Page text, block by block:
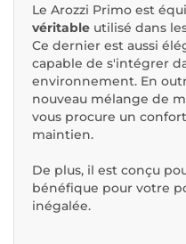
Le Arozzi Primo est
véritable utilisé dans
Ce dernier est aussi
capable de s'intégrer
environnement. En
nouveau mélange de
vous procure un
maintien.
De plus, il est conçu
bénéfique pour votre
inégalée.